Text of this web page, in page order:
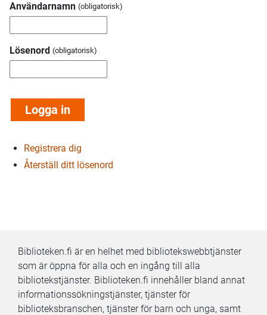
Användarnamn
Lösenord
Registrera dig
Återställ ditt lösenord
Biblioteken.fi är en helhet med bibliotekswebbtjänster
som är öppna för alla och en ingång till alla
bibliotekstjänster. Biblioteken.fi innehåller bland annat
informationssökningstjänster, tjänster för
biblioteksbranschen, tjänster för barn och unga, samt